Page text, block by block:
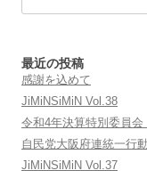
ー
ョ
ン
最近の投稿
感謝を込めて
JiMiNSiMiN Vol.38
令和4年決算特別委員
自民党大阪府連統一行
JiMiNSiMiN Vol.37